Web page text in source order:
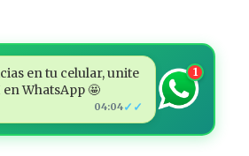
en tu celular, unite
WhatsApp 🤩
04:04✓✓
1